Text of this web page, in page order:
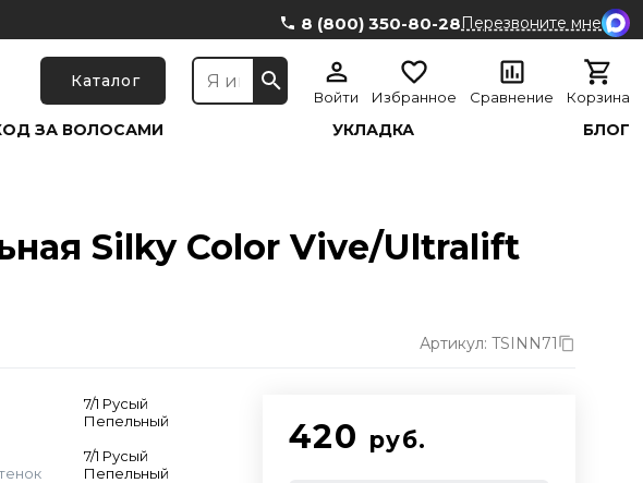
8 (800) 350-80-28Перезвоните мне
Каталог
Войти Избранное Сравнение Корзина
ЗА ВОЛОСАМИ УКЛАДКА БЛОГ
Silky Color Vive/Ultralift
Артикул: TSINN71
7/1 Русый
Пепельный
7/1 Русый
Пепельный
420 руб.